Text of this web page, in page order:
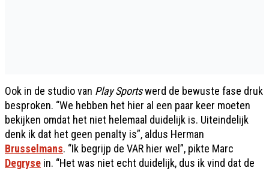
Ook in de studio van Play Sportswerd de bewuste fase druk
besproken. “We hebben het hier al een paar keer moeten
bekijken omdat het niet helemaal duidelijk is. Uiteindelijk
denk ik dat het geen penalty is”, aldus Herman
Brusselmans. “Ik begrijp de VAR hier wel”, pikte Marc
Degryse in. “Het was niet echt duidelijk, dus ik vind dat de